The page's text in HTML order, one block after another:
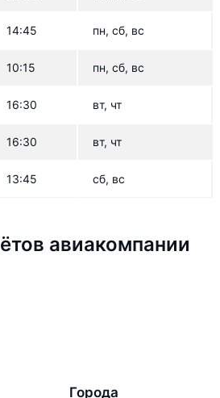
14:45 пн, сб, вс
10:15 пн, сб, вс
16:30 вт, чт
16:30 вт, чт
13:45 сб, вс
авиакомпании
Города